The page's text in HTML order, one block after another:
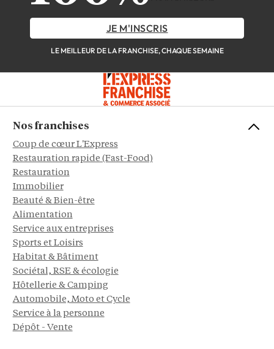
JE M'INSCRIS
LE MEILLEUR DE LA FRANCHISE, CHAQUE SEMAINE
Nos franchises
Coup de cœur L'Express
Restauration rapide (Fast-Food)
Restauration
Immobilier
Beauté & Bien-être
Alimentation
Service aux entreprises
Sports et Loisirs
Habitat & Bâtiment
Sociétal, RSE & écologie
Hôtellerie & Camping
Automobile, Moto et Cycle
Service à la personne
Dépôt - Vente